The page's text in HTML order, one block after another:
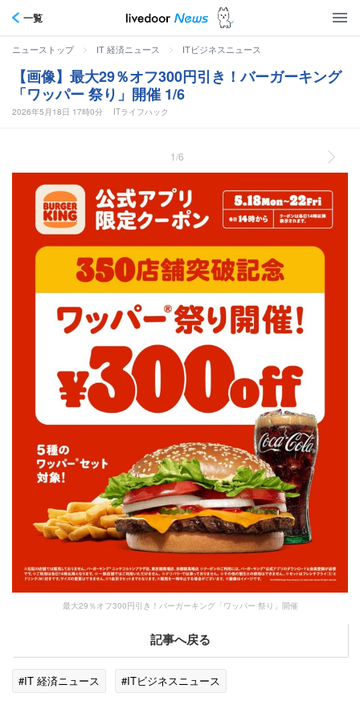
一覧
ニューストップ > IT 経済ニュース > ITビジネスニュース
【画像】最大29％オフ300円引き！バーガーキング
「ワッパー 祭り」開催 1/6
2026年5月18日 17時0分 ITライフハック
1/6
最大29％オフ300円引き！バーガーキング「ワッパー 祭り」開催
記事へ戻る
#IT 経済ニュース #ITビジネスニュース